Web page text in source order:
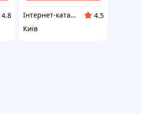
4.8
Інтернет-каталог знижок Техно ECO
4.5
Київ